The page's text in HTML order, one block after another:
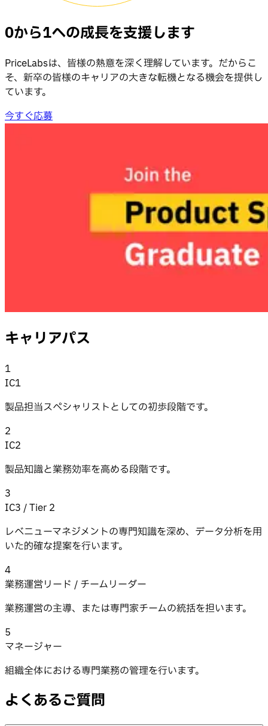
0から1への成長を支援します
PriceLabsは、皆様の熱意を深く理解しています。だからこ
そ、新卒の皆様のキャリアの大きな転機となる機会を提供し
ています。
今すぐ応募
キャリアパス
1
IC1
製品担当スペシャリストとしての初歩段階です。
2
IC2
製品知識と業務効率を高める段階です。
3
IC3 / Tier 2
レベニューマネジメントの専門知識を深め、データ分析を用
いた的確な提案を行います。
4
業務運営リード / チームリーダー
業務運営の主導、または専門家チームの統括を担います。
5
マネージャー
組織全体における専門業務の管理を行います。
よくあるご質問